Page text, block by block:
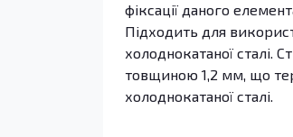
фіксації даного
Підходить для
холоднокатаної сталі.
товщиною 1,2 мм, що
холоднокатаної сталі.